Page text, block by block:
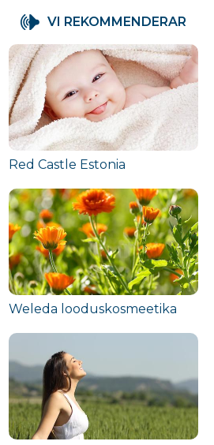
Eesti Allergialiit
39 724
Aktie
VI REKOMMENDERAR
Red Castle Estonia
Weleda looduskosmeetika